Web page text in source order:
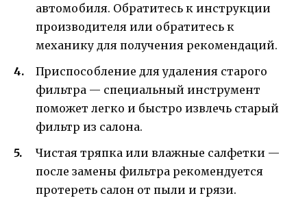
автомобиля. Обратитесь к инструкции
производителя или обратитесь к
механику для получения рекомендаций.
Приспособление для удаления старого
фильтра — специальный инструмент
поможет легко и быстро извлечь старый
фильтр из салона.
Чистая тряпка или влажные салфетки —
после замены фильтра рекомендуется
протереть салон от пыли и грязи.